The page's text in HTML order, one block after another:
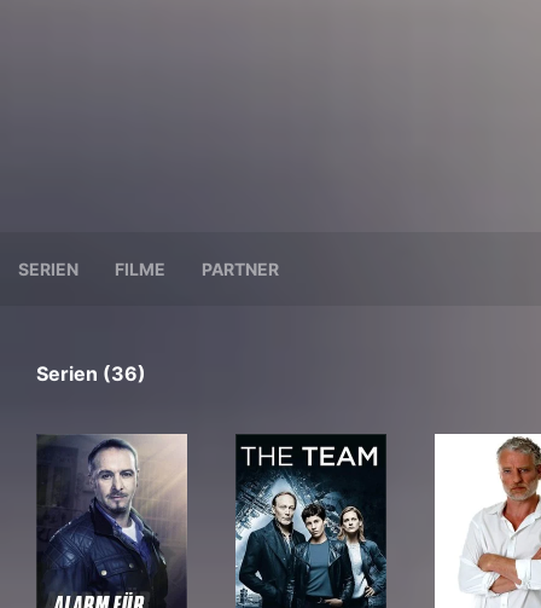
SERIEN FILME PARTNER
Serien (36)